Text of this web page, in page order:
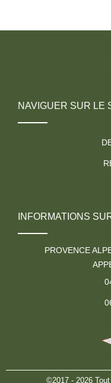
NAVIGUER SUR LE
INFORMATIONS
PROVENCE
©2017 - 2026